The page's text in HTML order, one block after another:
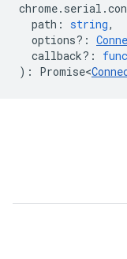
chrome. serial .
path : string,
options? :
callback? :
) : Promise<